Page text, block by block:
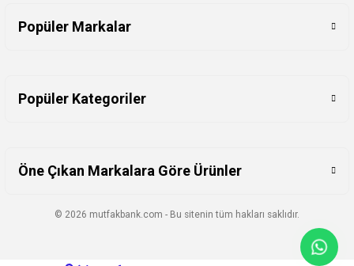
Popüler Markalar
Popüler Kategoriler
Öne Çıkan Markalara Göre Ürünler
© 2026 mutfakbank.com - Bu sitenin tüm hakları saklıdır.